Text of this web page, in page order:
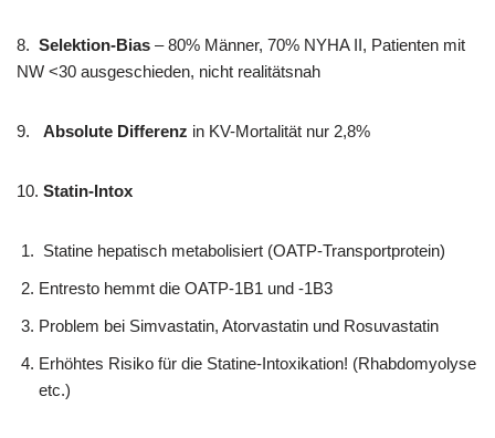
8. Selektion-Bias – 80% Männer, 70% NYHA II, Patienten mit
NW <30 ausgeschieden, nicht realitätsnah
9. Absolute Differenz in KV-Mortalität nur 2,8%
10. Statin-Intox
Statine hepatisch metabolisiert (OATP-Transportprotein)
Entresto hemmt die OATP-1B1 und -1B3
Problem bei Simvastatin, Atorvastatin und Rosuvastatin
Erhöhtes Risiko für die Statine-Intoxikation! (Rhabdomyolyse
etc.)